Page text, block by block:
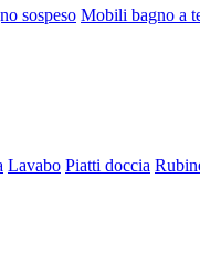
sospeso Mobili bagno a
Lavabo Piatti doccia